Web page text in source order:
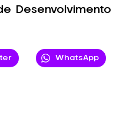
Desenvolvimento
WhatsApp